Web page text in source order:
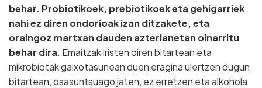
behar. Probiotikoek, prebiotikoek eta gehigarriek
nahi ez diren ondorioak izan ditzakete, eta
oraingoz martxan dauden azterlanetan oinarritu
behar dira. Emaitzak iristen diren bitartean eta
mikrobiotak gaixotasunean duen eragina ulertzen dugun
bitartean, osasuntsuago jaten, ez erretzen eta alkohola